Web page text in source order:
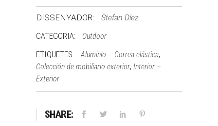
DISSENYADOR: Stefan Díez
CATEGORIA: Outdoor
ETIQUETES: Aluminio – Correa elástica,
Colección de mobiliario exterior, Interior –
Exterior
SHARE: